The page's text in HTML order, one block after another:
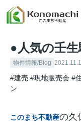
●人気の壬
物件情報/Blog
#建売 #現地販売会 #
ン
このまち不動産の久